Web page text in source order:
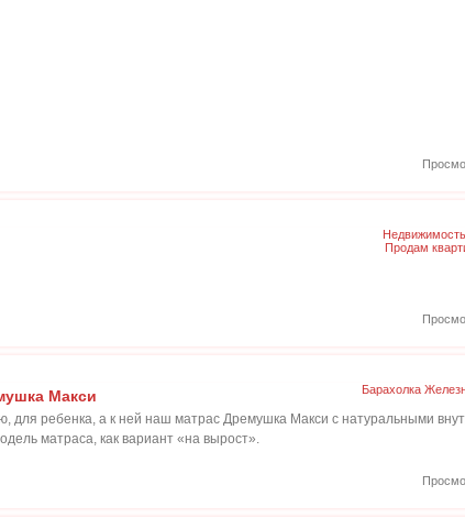
Продам
Макси Барахолка
для ребенка, а к ней наш матрас Дремушка Макси с натуральными
матраса, как вариант «на вырост».